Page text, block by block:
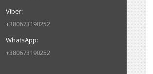
+380673190252
+380673190252